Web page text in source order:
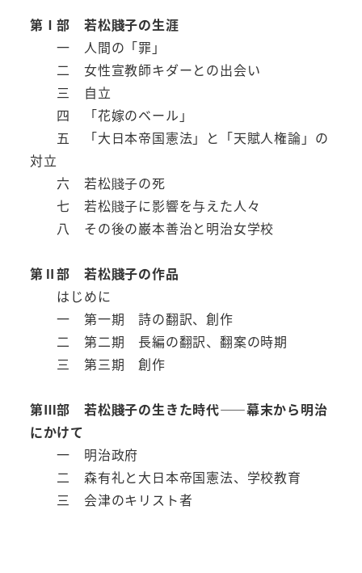
第Ⅰ部 若松賤子の生涯
一 人間の「罪」
二 女性宣教師キダーとの出会い
三 自立
四 「花嫁のベール」
五 「大日本帝国憲法」と「天賦人権論」の
対立
六 若松賤子の死
七 若松賤子に影響を与えた人々
八 その後の巌本善治と明治女学校
第Ⅱ部 若松賤子の作品
はじめに
一 第一期 詩の翻訳、創作
二 第二期 長編の翻訳、翻案の時期
三 第三期 創作
第Ⅲ部 若松賤子の生きた時代――幕末から明治
にかけて
一 明治政府
二 森有礼と大日本帝国憲法、学校教育
三 会津のキリスト者